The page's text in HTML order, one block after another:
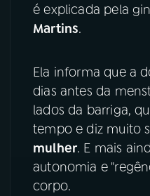
Instagram
é explicada pela
Martins.
Ela informa que a
dias antes da
lados da barriga,
tempo e diz muito
mulher. E mais
autonomia e
corpo.